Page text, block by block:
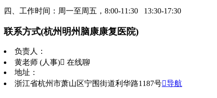
四、工作时间：周一至周五，8:00-11:30 13:30-17:30
联系方式(杭州明州脑康康复医院)
负责人：
黄老师 (人事) 在线聊
地址：
浙江省杭州市萧山区宁围街道利华路1187号导航